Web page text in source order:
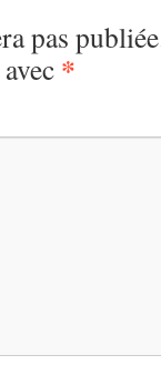
pas
*